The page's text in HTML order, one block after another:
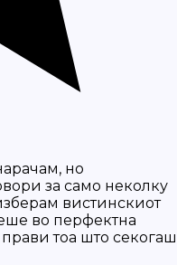
но
за само неколку
вистинскиот
во перфектна
тоа што секогаш